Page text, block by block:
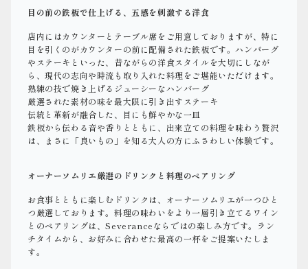
目の前の鉄板で仕上げる、五感を刺激する洋食
店内にはカウンターとテーブル席をご用意しておりますが、特に
目を引くのがカウンターの前に配備された鉄板です。ハンバーグ
やステーキといった、昔ながらの洋食スタイルを大切にしなが
ら、現代の志向や時流も取り入れた料理をご堪能いただけます。
熟練の技で焼き上げるジューシーなハンバーグ
厳選された素材の味を最大限に引き出すステーキ
伝統と革新が融合した、目にも鮮やかな一皿
鉄板から伝わる音や香りとともに、出来立ての料理を味わう贅沢
は、まさに「良いもの」を知る大人の方にふさわしい体験です。
オーナーソムリエ厳選のドリンクと料理のペアリング
お食事とともに楽しむドリンクは、オーナーソムリエが一つひと
つ厳選しております。料理の味わいをより一層引き立てるワイン
とのペアリングは、Severanceならではの楽しみ方です。ラン
チタイムから、お好みに合わせた最高の一杯をご提案いたしま
す。